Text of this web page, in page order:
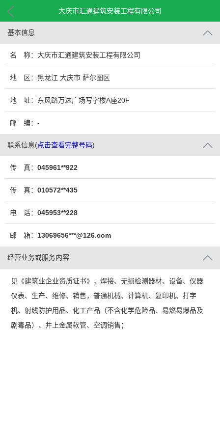
大庆市汇通建筑安装工程有限公司
基本信息
名 称：大庆市汇通建筑安装工程有限公司
地 区：黑龙江 大庆市 萨尔图区
地 址：东风路万达广场写字楼A座20F
邮 编：-
联系信息(点击查看完整号码)
传 真： 045961**922
传 真： 010572**435
电 话： 045953**228
邮 箱： 13069656***@126.com
经营业务或服务内容
见《建筑业企业资质证书》，焊接、无损检测器材、设备、仪器
仪表、生产、维修、销售，普通机械、计算机、复印机、打字
机、射线防护用品、化工产品（不含化学危险品、易燃易爆品及
剧毒品）、井上金属软管、空调销售；